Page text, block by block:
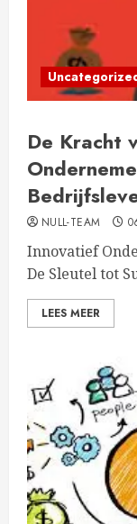
De Kracht
NULL-TEAM
Innovatief
De Sleutel tot
LEES MEER